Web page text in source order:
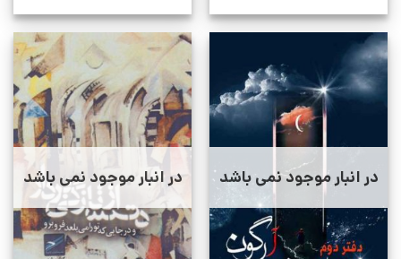
در انبار موجود نمی باشد در انبار موجود نمی باشد